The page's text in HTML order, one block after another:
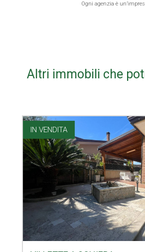
Ogni agenzia è
Altri immobili che
IN VENDITA